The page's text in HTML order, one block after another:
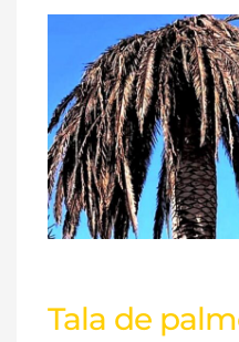
Tala de
de
palmeras
muertas
en
La
Coruña